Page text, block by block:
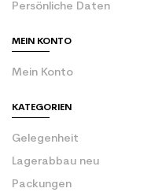
Persönliche Daten
MEIN KONTO
Mein Konto
KATEGORIEN
Gelegenheit
Lagerabbau neu
Packungen